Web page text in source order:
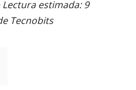
Lectura estimada: 9
Tecnobits